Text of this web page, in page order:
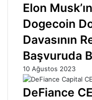
Elon
Dogecoin
Davasının
Başvuruda
10 Ağustos 2023
DeFiance